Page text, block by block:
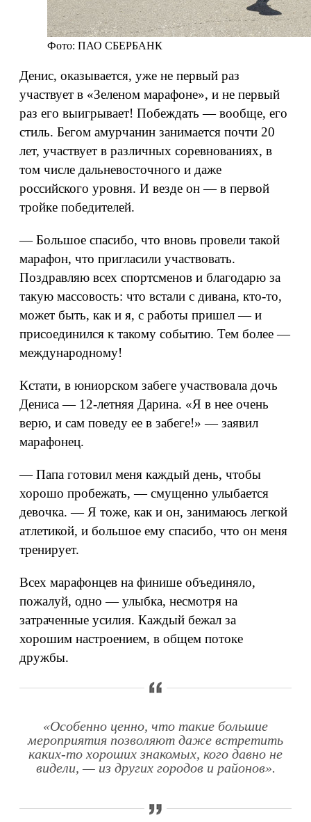
Фото: ПАО СБЕРБАНК
Денис, оказывается, уже не первый раз
участвует в «Зеленом марафоне», и не первый
раз его выигрывает! Побеждать — вообще, его
стиль. Бегом амурчанин занимается почти 20
лет, участвует в различных соревнованиях, в
том числе дальневосточного и даже
российского уровня. И везде он — в первой
тройке победителей.
— Большое спасибо, что вновь провели такой
марафон, что пригласили участвовать.
Поздравляю всех спортсменов и благодарю за
такую массовость: что встали с дивана, кто-то,
может быть, как и я, с работы пришел — и
присоединился к такому событию. Тем более —
международному!
Кстати, в юниорском забеге участвовала дочь
Дениса — 12-летняя Дарина. «Я в нее очень
верю, и сам поведу ее в забеге!» — заявил
марафонец.
— Папа готовил меня каждый день, чтобы
хорошо пробежать, — смущенно улыбается
девочка. — Я тоже, как и он, занимаюсь легкой
атлетикой, и большое ему спасибо, что он меня
тренирует.
Всех марафонцев на финише объединяло,
пожалуй, одно — улыбка, несмотря на
затраченные усилия. Каждый бежал за
хорошим настроением, в общем потоке
дружбы.
«Особенно ценно, что такие большие
мероприятия позволяют даже встретить
каких-то хороших знакомых, кого давно не
видели, — из других городов и районов».